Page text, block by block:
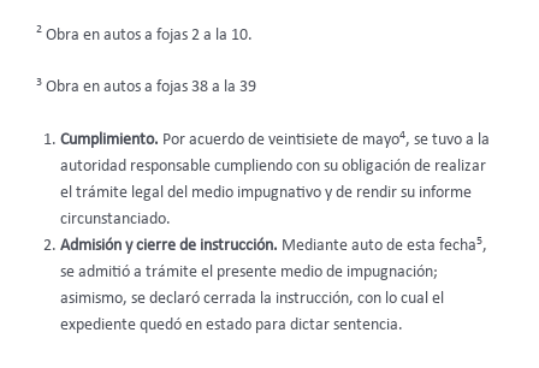
2 Obra en autos a fojas 2 a la 10.
3 Obra en autos a fojas 38 a la 39
Cumplimiento. Por acuerdo de veintisiete de mayo4, se tuvo a la
autoridad responsable cumpliendo con su obligación de realizar
el trámite legal del medio impugnativo y de rendir su informe
circunstanciado.
Admisión y cierre de instrucción. Mediante auto de esta fecha5,
se admitió a trámite el presente medio de impugnación;
asimismo, se declaró cerrada la instrucción, con lo cual el
expediente quedó en estado para dictar sentencia.